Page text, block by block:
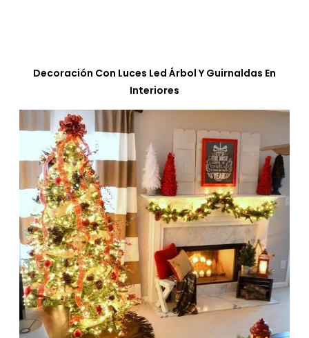
Decoración Con Luces Led Árbol Y Guirnaldas En
Interiores